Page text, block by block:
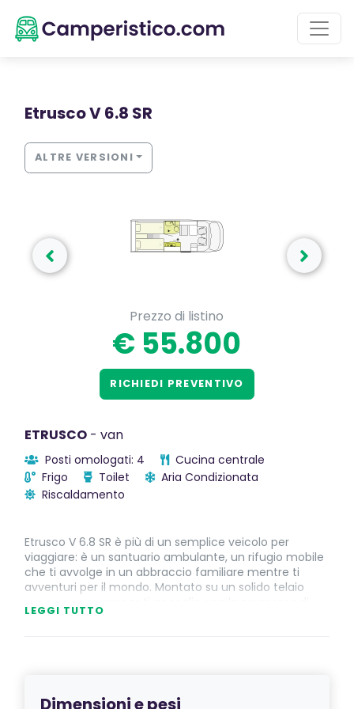
Etrusco V 6.8 SR
ALTRE VERSIONI
Prezzo di listino
€ 55.800
RICHIEDI PREVENTIVO
ETRUSCO - van
Posti omologati: 4
Cucina centrale
Frigo
Toilet
Aria Condizionata
Riscaldamento
Etrusco V 6.8 SR è più di un semplice veicolo per
viaggiare: è un santuario ambulante, un rifugio mobile
che ti avvolge in un abbraccio familiare mentre ti
avventuri per il mondo. Montato su un solido telaio
farti sentire a casa ovunque tu vada. Attraversando la
letti spaziosi e una cucina completamente attrezzata
LEGGI TUTTO
Dimensioni e pesi